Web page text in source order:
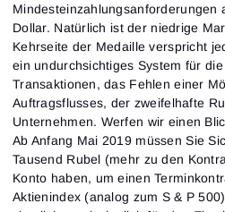
Mindesteinzahlungsanforderungen
Dollar. Natürlich ist der niedrige
Kehrseite der Medaille verspricht
ein undurchsichtiges System für
Transaktionen, das Fehlen einer
Auftragsflusses, der zweifelhafte
Unternehmen. Werfen wir einen
Ab Anfang Mai 2019 müssen Sie
Tausend Rubel (mehr zu den
Konto haben, um einen
Aktienindex (analog zum S & P
Close
E-Mail-Adresse
Passwort
Passwort
Gib deine E-Mail-Adresse ein,
einen Link, um ein neues
Email
Ich möchte
Ich akzeptiere dieTerms of
Lesen Sie unsere